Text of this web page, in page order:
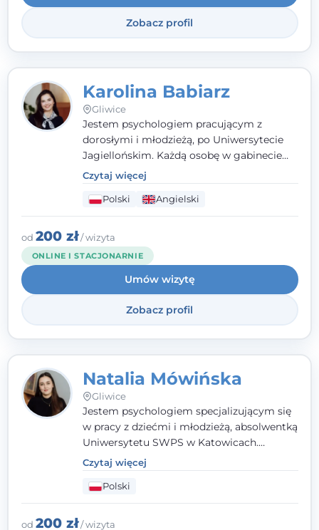
Zobacz profil
Karolina Babiarz
Gliwice
Jestem psychologiem pracującym z
dorosłymi i młodzieżą, po Uniwersytecie
Jagiellońskim. Każdą osobę w gabinecie
traktuję jak osobną historię, którą poznaję,
budując relację opartą na zaufaniu i
empatii. Przyjmuję w Poradni Teraply.pl w
Gliwicach oraz online, po polsku i po
angielsku.
Czytaj więcej
Polski Angielski
od 200 zł/ wizyta
ONLINE I STACJONARNIE
Umów wizytę
Zobacz profil
Natalia Mówińska
Gliwice
Jestem psychologiem specjalizującym się
w pracy z dziećmi i młodzieżą, absolwentką
Uniwersytetu SWPS w Katowicach.
Prowadzę konsultacje oraz terapię
nastawioną na potrzeby dziecka i jego
rodziny. Najważniejsze jest dla mnie
stworzenie bezpiecznego miejsca, w
którym dziecko czuje się zauważone i
Czytaj więcej
Polski
od 200 zł/ wizyta